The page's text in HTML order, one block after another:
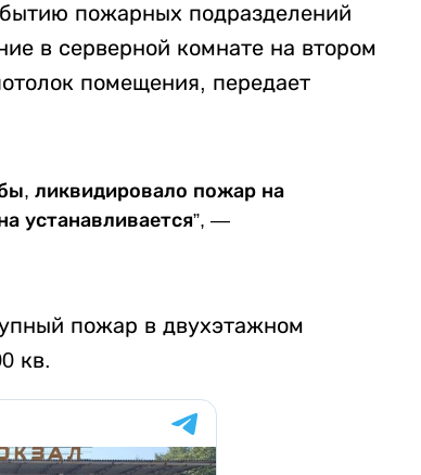
пожарных подразделений
в серверной комнате на втором
помещения, передает
ликвидировало пожар на
устанавливается”, —
пожар в двухэтажном
кв.